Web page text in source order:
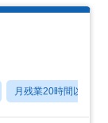
月残業20時間以内